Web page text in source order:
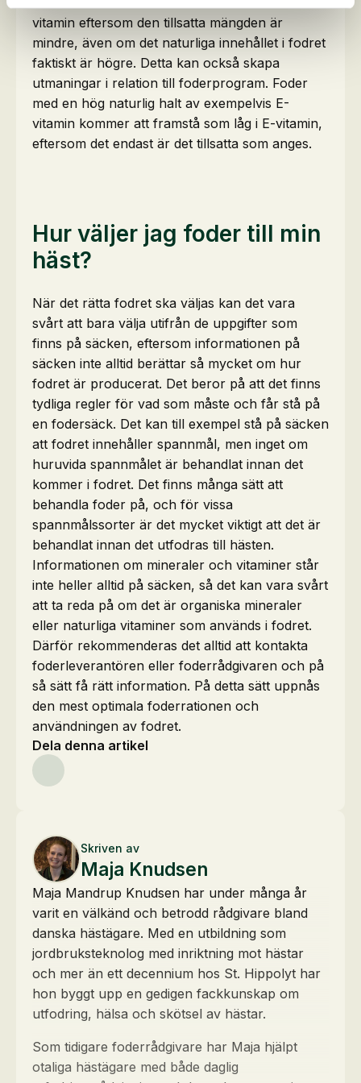
vitamin eftersom den tillsatta mängden är
mindre, även om det naturliga innehållet i fodret
faktiskt är högre. Detta kan också skapa
utmaningar i relation till foderprogram. Foder
med en hög naturlig halt av exempelvis E-
vitamin kommer att framstå som låg i E-vitamin,
eftersom det endast är det tillsatta som anges.
Hur väljer jag foder till min
häst?
När det rätta fodret ska väljas kan det vara
svårt att bara välja utifrån de uppgifter som
finns på säcken, eftersom informationen på
säcken inte alltid berättar så mycket om hur
fodret är producerat. Det beror på att det finns
tydliga regler för vad som måste och får stå på
en fodersäck. Det kan till exempel stå på säcken
att fodret innehåller spannmål, men inget om
huruvida spannmålet är behandlat innan det
kommer i fodret. Det finns många sätt att
behandla foder på, och för vissa
spannmålssorter är det mycket viktigt att det är
behandlat innan det utfodras till hästen.
Informationen om mineraler och vitaminer står
inte heller alltid på säcken, så det kan vara svårt
att ta reda på om det är organiska mineraler
eller naturliga vitaminer som används i fodret.
Därför rekommenderas det alltid att kontakta
foderleverantören eller foderrådgivaren och på
så sätt få rätt information. På detta sätt uppnås
den mest optimala foderrationen och
användningen av fodret.
Dela denna artikel
Skriven av
Maja Knudsen
Maja Mandrup Knudsen har under många år
varit en välkänd och betrodd rådgivare bland
danska hästägare. Med en utbildning som
jordbruksteknolog med inriktning mot hästar
och mer än ett decennium hos St. Hippolyt har
hon byggt upp en gedigen fackkunskap om
utfodring, hälsa och skötsel av hästar.
Som tidigare foderrådgivare har Maja hjälpt
otaliga hästägare med både daglig